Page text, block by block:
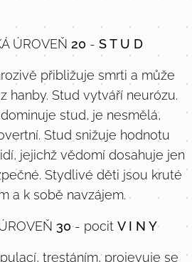
ÚROVEŇ 20 - S T U D
přibližuje smrti a může
hanby. Stud vytváří neurózu.
stud, je nesmělá,
Stud snižuje hodnotu
jejichž vědomí dosahuje jen
Stydlivé děti jsou kruté
a k sobě navzájem.
30- pocit V I N Y
trestáním, projevuje se